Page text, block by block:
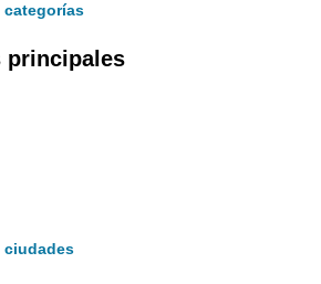
categorías
principales
ciudades